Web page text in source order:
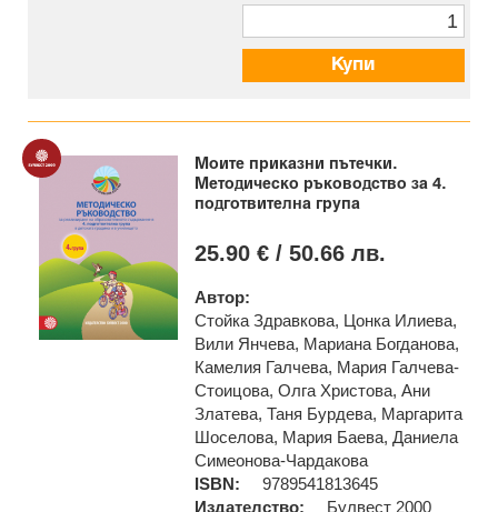
Купи
Моите приказни пътечки.
Методическо ръководство за 4.
подготвителна група
25.90 € / 50.66 лв.
Автор:
Стойка Здравкова, Цонка Илиева,
Вили Янчева, Мариана Богданова,
Камелия Галчева, Мария Галчева-
Стоицова, Олга Христова, Ани
Златева, Таня Бурдева, Маргарита
Шоселова, Мария Баева, Даниела
Симеонова-Чардакова
ISBN:
9789541813645
Издателство:
Булвест 2000